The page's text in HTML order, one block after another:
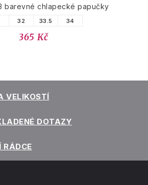
barevné chlapecké papučky
32 33.5 34
365 Kč
VELIKOSTÍ
DOTAZY
RÁDCE